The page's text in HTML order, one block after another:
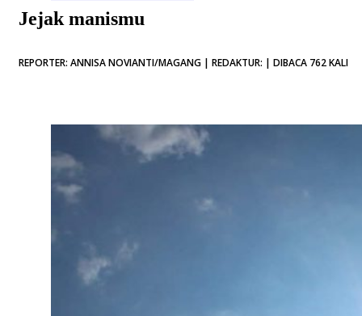
Jejak manismu
REPORTER: ANNISA NOVIANTI/MAGANG | REDAKTUR: | DIBACA 762 KALI